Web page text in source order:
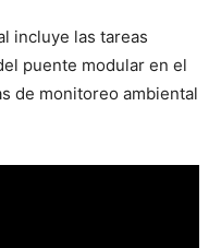
incluye las tareas
puente modular en el
de monitoreo ambiental